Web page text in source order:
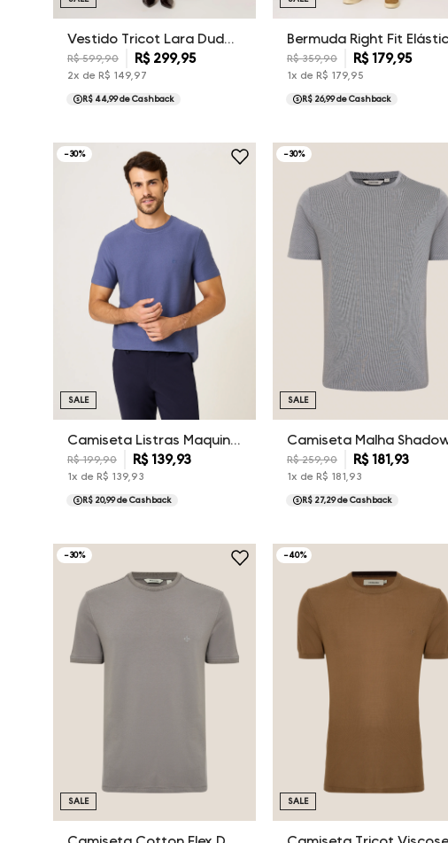
Vestido Tricot Lara Dudalina Feminina
R$ 599,90 R$ 299,95
2x de R$ 149,97
R$ 44,99de Cashback
R$ 359,90 R$179,95
1x de R$ 179,95
R$ 26,99de Cashback
-30%
Camiseta Listras Maquinetada Dudalina Masculina
R$ 199,90 R$139,93
1x de R$ 139,93
SALE
R$ 20,99de Cashback
-30%
R$ 259,90 R$181,93
1x de R$ 181,93
SALE
R$ 27,29de Cashback
-30%
SALE
-40%
SALE